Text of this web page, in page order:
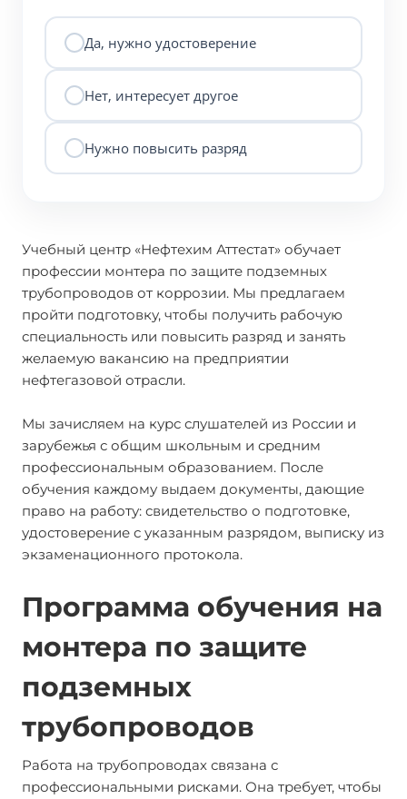
Да, нужно удостоверение
Нет, интересует другое
Нужно повысить разряд
Учебный центр «Нефтехим Аттестат» обучает
профессии монтера по защите подземных
трубопроводов от коррозии. Мы предлагаем
пройти подготовку, чтобы получить рабочую
специальность или повысить разряд и занять
желаемую вакансию на предприятии
нефтегазовой отрасли.
Мы зачисляем на курс слушателей из России и
зарубежья с общим школьным и средним
профессиональным образованием. После
обучения каждому выдаем документы, дающие
право на работу: свидетельство о подготовке,
удостоверение с указанным разрядом, выписку из
экзаменационного протокола.
Программа обучения на
монтера по защите
подземных
трубопроводов
Работа на трубопроводах связана с
профессиональными рисками. Она требует, чтобы